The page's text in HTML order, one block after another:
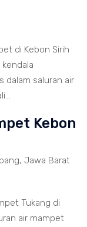
di Kebon Sirih
dalam saluran air
Kebon
Jawa Barat
Tukang di
air mampet